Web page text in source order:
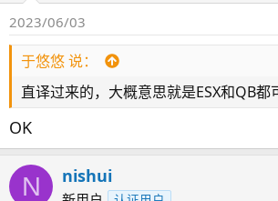
2023/06/03
于悠悠 说：
直译过来的，大概意思就是ESX和QB都
OK
N nishui